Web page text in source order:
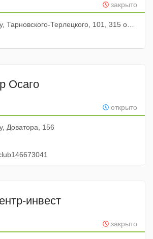
закрыто
Терлецкого, 101, 315 офис; 3 этаж
Осаго
открыто
Доватора, 156
инвест
закрыто